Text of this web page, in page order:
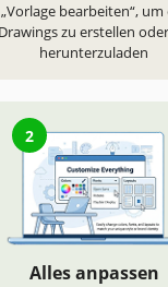
bearbeiten“,
zu erstellen
herunterzuladen
2
Alles anpassen